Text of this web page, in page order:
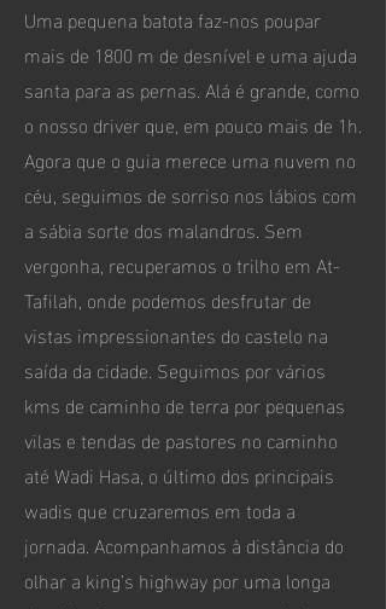
Uma pequena batota faz-nos poupar
mais de 1800 m de desnível e uma ajuda
santa para as pernas. Alá é grande, como
o nosso driver que, em pouco mais de 1h.
Agora que o guia merece uma nuvem no
céu, seguimos de sorriso nos lábios com
a sábia sorte dos malandros. Sem
vergonha, recuperamos o trilho em At-
Tafilah, onde podemos desfrutar de
vistas impressionantes do castelo na
saída da cidade. Seguimos por vários
kms de caminho de terra por pequenas
vilas e tendas de pastores no caminho
até Wadi Hasa, o último dos principais
wadis que cruzaremos em toda a
jornada. Acompanhamos à distância do
olhar a king’s highway por uma longa